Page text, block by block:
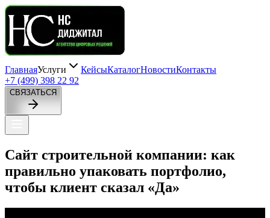
ГлавнаяУслуги КейсыКаталогНовостиКонтакты
+7 (499) 398 22 92
СВЯЗАТЬСЯ
Сайт строительной компании: как
правильно упаковать портфолио,
чтобы клиент сказал «Да»